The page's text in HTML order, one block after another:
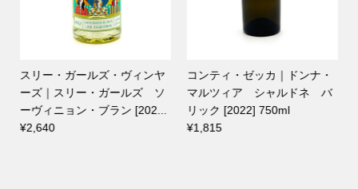
スリー・ガールズ・ヴィンヤ
ーズ｜スリー・ガールズ ソ
ーヴィニョン・ブラン [202...
¥2,640
コンティ・ゼッカ｜ドンナ・
マルツィア シャルドネ バ
リック [2022] 750ml
¥1,815